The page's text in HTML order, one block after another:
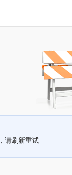
请刷新重试